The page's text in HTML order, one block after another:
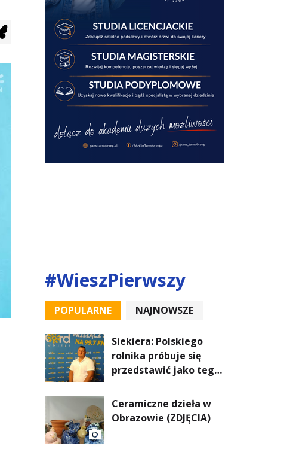
#WieszPierwszy
POPULARNE
Siekiera: Polskiego
rolnika próbuje się
przedstawić jako tego
prawda jest zupełnie
inna
Ceramiczne dzieła w
Obrazowie (ZDJĘCIA)
NAJNOWSZE